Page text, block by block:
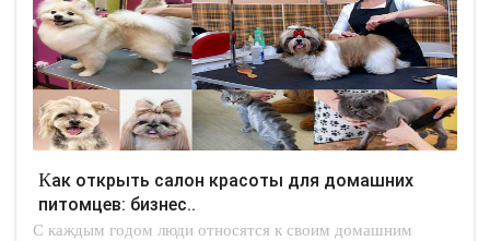
Как открыть салон красоты для домашних
питомцев: бизнес..
С каждым годом люди относятся к своим домашним